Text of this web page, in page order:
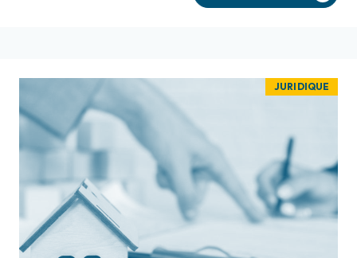
JURIDIQUE